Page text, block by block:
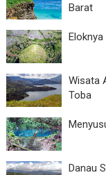
Barat
Wisata
Toba
Danau